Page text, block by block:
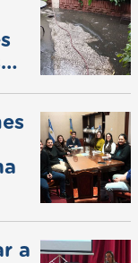
a